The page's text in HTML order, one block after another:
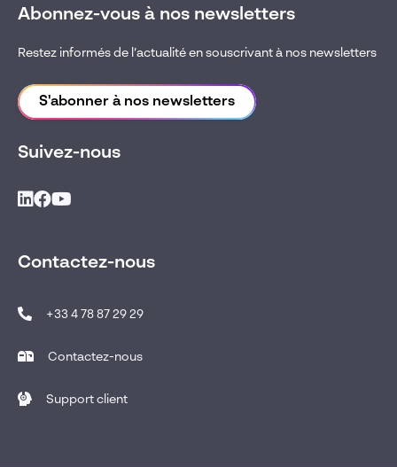
Abonnez-vous à nos newsletters
Restez informés de l’actualité en souscrivant à nos newsletters
S'abonner à nos newsletters
Suivez-nous
Contactez-nous
+33 4 78 87 29 29
Contactez-nous
Support client